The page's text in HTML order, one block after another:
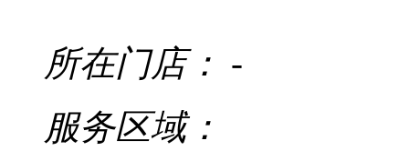
所在门店： -
服务区域：